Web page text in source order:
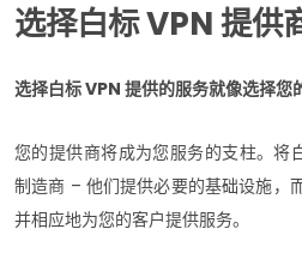
选择白标 VPN 提供
选择白标 VPN 提供的服务就像选择您
您的提供商将成为您服务的支柱。将
制造商 – 他们提供必要的基础设施，
并相应地为您的客户提供服务。